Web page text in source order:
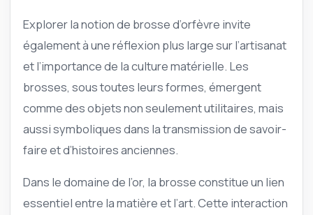
Explorer la notion de brosse d’orfèvre invite
également à une réflexion plus large sur l’artisanat
et l’importance de la culture matérielle. Les
brosses, sous toutes leurs formes, émergent
comme des objets non seulement utilitaires, mais
aussi symboliques dans la transmission de savoir-
faire et d’histoires anciennes.
Dans le domaine de l’or, la brosse constitue un lien
essentiel entre la matière et l’art. Cette interaction